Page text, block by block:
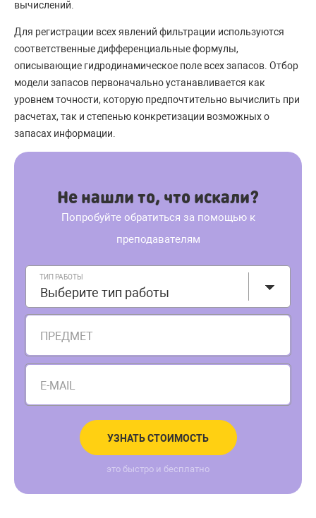
вычислений.
Для регистрации всех явлений фильтрации используются
соответственные дифференциальные формулы,
описывающие гидродинамическое поле всех запасов. Отбор
модели запасов первоначально устанавливается как
уровнем точности, которую предпочтительно вычислить при
расчетах, так и степенью конкретизации возможных о
запасах информации.
Не нашли то, что искали?
Попробуйте обратиться за помощью к
преподавателям
ТИП РАБОТЫ
Выберите тип работы
ПРЕДМЕТ
E-MAIL
УЗНАТЬ СТОИМОСТЬ
это быстро и бесплатно